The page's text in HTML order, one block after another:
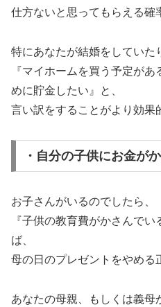
仕方ないと思ってもらえる確
特にあなたが結婚をしていた
『マイホームを買う予定が
めに貯金したい』と、
言い訳をすることがより効果
・自分の子供にお金が
お子さんがいるのでしたら、
『子供の教育費がかさんで
ば、
母の日のプレゼントをやめる
あなたの母親、もしくは義母